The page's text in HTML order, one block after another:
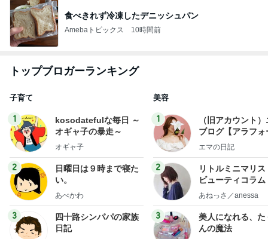
食べきれず冷凍したデニッシュパン
Amebaトピックス 10時間前
トップブロガーランキング
子育て
1
kosodatefulな毎日 ～
オギャ子の暴走～
オギャ子
2
日曜日は９時まで寝た
い。
あべかわ
3
四十路シンパパの家族
日記
美容
1
（旧アカウント
ブログ【アラフォ
社売却セカンドラ
エマの日記
2
リトルミニマリス
ビューティコラ
little
あねっさ／anessa
3
美人になれる、た
んの魔法